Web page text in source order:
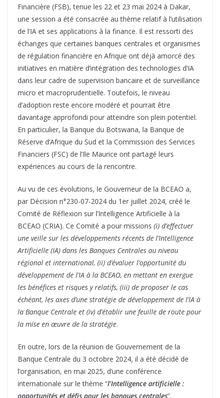
Financière (FSB), tenue les 22 et 23 mai 2024 à Dakar,
une session a été consacrée au thème relatif à l’utilisation
de l’IA et ses applications à la finance. Il est ressorti des
échanges que certaines banques centrales et organismes
de régulation financière en Afrique ont déjà amorcé des
initiatives en matière d’intégration des technologies d’IA
dans leur cadre de supervision bancaire et de surveillance
micro et macroprudentielle. Toutefois, le niveau
d’adoption reste encore modéré et pourrait être
davantage approfondi pour atteindre son plein potentiel.
En particulier, la Banque du Botswana, la Banque de
Réserve d’Afrique du Sud et la Commission des Services
Financiers (FSC) de l’Ile Maurice ont partagé leurs
expériences au cours de la rencontre.
Au vu de ces évolutions, le Gouverneur de la BCEAO a,
par Décision n°230-07-2024 du 1er juillet 2024, créé le
Comité de Réflexion sur l’Intelligence Artificielle à la
BCEAO (CRIA). Ce Comité a pour missions (i) d’effectuer
une veille sur les développements récents de l’Intelligence
Artificielle (IA) dans les Banques Centrales au niveau
régional et international, (ii) d’évaluer l’opportunité du
développement de l’IA à la BCEAO, en mettant en exergue
les bénéfices et risques y relatifs, (iii) de proposer le cas
échéant, les axes d’une stratégie de développement de l’IA à
la Banque Centrale et (iv) d’établir une feuille de route pour
la mise en œuvre de la stratégie.
En outre, lors de la réunion de Gouvernement de la
Banque Centrale du 3 octobre 2024, il a été décidé de
l’organisation, en mai 2025, d’une conférence
internationale sur le thème “l’Intelligence artificielle :
opportunités et défis pour les banques centrales”.